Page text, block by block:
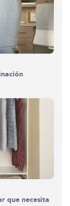
que necesita
el
0%